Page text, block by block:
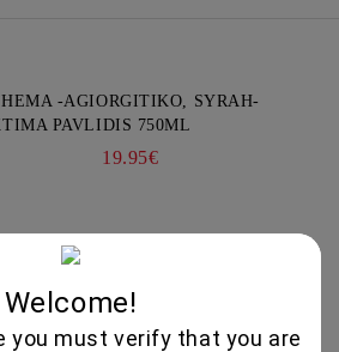
-AGIORGITIKO, SYRAH-
PAVLIDIS 750ML
19.95€
Welcome!
you must verify that you are